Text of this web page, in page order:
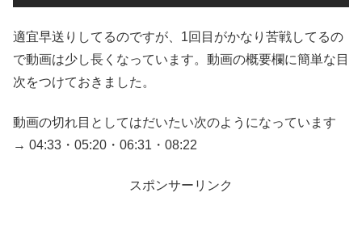
適宜早送りしてるのですが、1回目がかなり苦戦してるの
で動画は少し長くなっています。動画の概要欄に簡単な目
次をつけておきました。
動画の切れ目としてはだいたい次のようになっています
→ 04:33・05:20・06:31・08:22
スポンサーリンク